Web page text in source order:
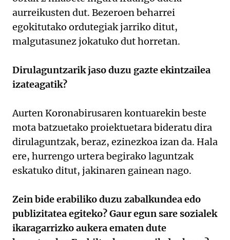
aurreikusten dut. Bezeroen beharrei
egokitutako ordutegiak jarriko ditut,
malgutasunez jokatuko dut horretan.
Dirulaguntzarik jaso duzu gazte ekintzailea
izateagatik?
Aurten Koronabirusaren kontuarekin beste
mota batzuetako proiektuetara bideratu dira
dirulaguntzak, beraz, ezinezkoa izan da. Hala
ere, hurrengo urtera begirako laguntzak
eskatuko ditut, jakinaren gainean nago.
Zein bide erabiliko duzu zabalkundea edo
publizitatea egiteko? Gaur egun sare sozialek
ikaragarrizko aukera ematen dute